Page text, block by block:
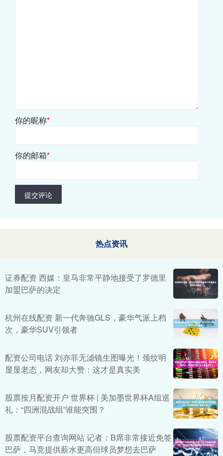
你的昵称*
你的邮箱*
提交评论
热点资讯
证券配资 西媒：皇马非常平静地接受了罗德里
加盟巴萨的决定
杭州在线配资 新一代奔驰GLS，豪华气派上档
次，豪华SUV引领者
配资公司电话 刘亦菲无滤镜生图曝光！颈纹明
显显老态，网友却大赞：这才是真实美
股票按月配资开户 世界杯 | 美加墨世界杯A组巡
礼：“四洲混战组”谁能突围？
股票配资平台查询网站 记者：B席非常接近免签
巴萨，马竞提供薪水更高但球员梦想去巴萨